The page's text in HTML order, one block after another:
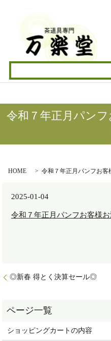
令和７年正月パン
HOME 令和７年正月パンフお客
2025-01-04
令和７年正月パンフお客様
◎新春 得とく決算セール◎
ショッピングカートの内容